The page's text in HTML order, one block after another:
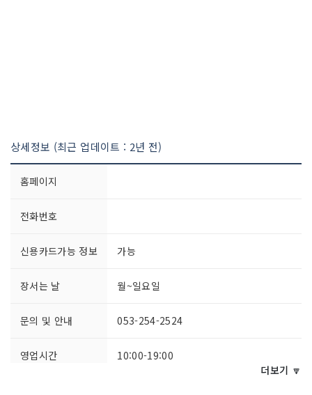
상세정보 (최근 업데이트 : 2년 전)
홈페이지
전화번호
신용카드가능 정보 가능
장서는 날 월~일요일
문의 및 안내 053-254-2524
영업시간 10:00-19:00
더보기 🔽